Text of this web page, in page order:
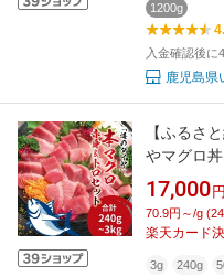
1200g
入金確認後に
鹿児島県
【ふるさ
やマグロ
ロ＆赤身
量・発送
マグロ 鮪
17,000
70.9円～/g
楽天カード
3g 240g